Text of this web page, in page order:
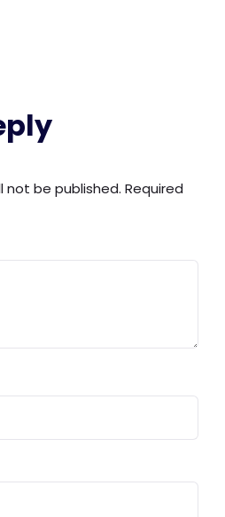
not be published. Required